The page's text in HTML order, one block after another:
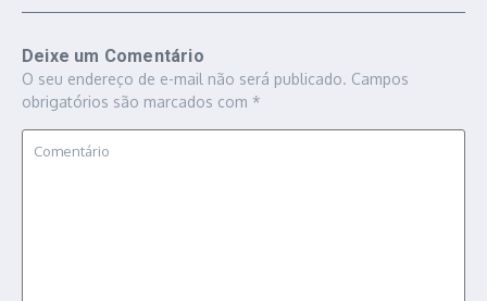
Deixe um Comentário
O seu endereço de e-mail não será publicado. Campos
obrigatórios são marcados com *